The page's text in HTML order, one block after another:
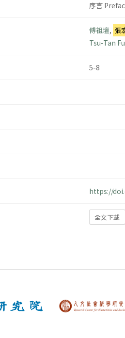
序言
傅祖壇, 張
Tsu-Tan Fu
5-8
https://
全文下載